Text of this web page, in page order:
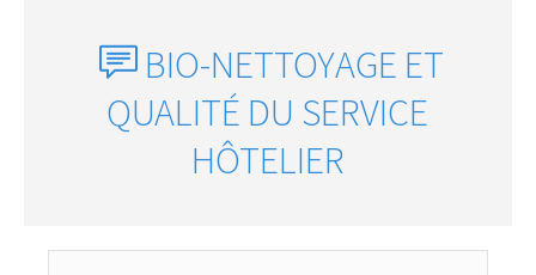
BIO-NETTOYAGE ET
QUALITÉ DU SERVICE
HÔTELIER